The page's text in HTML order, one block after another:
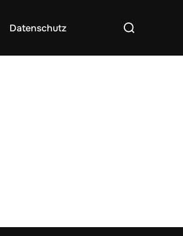
Datenschutz
Suchen